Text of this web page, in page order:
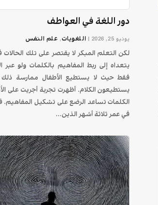
دور اللغة في العواطف
يونيو 25, 2026 | اللغويات, علم النفس
لكن التعلم المبكر لا يقتصر على تلك
يتعداه إلى ربط المفاهيم بالكلمات ولو عبر
فقط حيث لا يستطيع الأطفال ممارسة
يستطيعون الكلام. أظهرت تجربة أجريت على
الكلمات تساعد الرضع على تشكيل المفاهيم.
في عمر ثلاثة أشهر الذين...